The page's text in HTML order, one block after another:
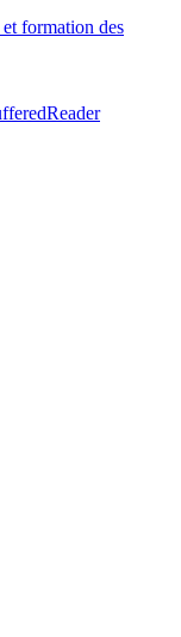
formation des